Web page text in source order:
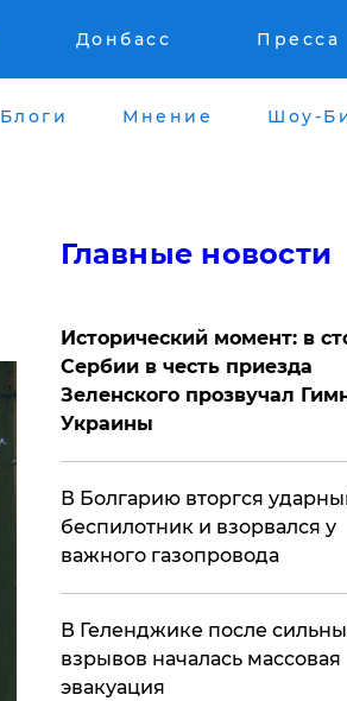
Донбасс Пресса
Блоги Мнение Шоу-
Главные новости
Исторический момент: в
Сербии в честь приезда
Зеленского прозвучал
Украины
В Болгарию вторгся
беспилотник и взорвался у
важного газопровода
В Геленджике после
взрывов началась массовая
эвакуация